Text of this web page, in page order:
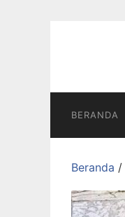
BERANDA
Beranda /